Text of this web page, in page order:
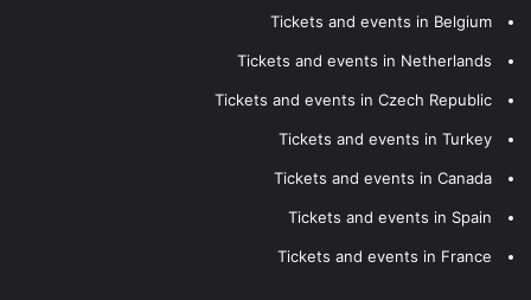
Tickets and events in Belgium
Tickets and events in Netherlands
Tickets and events in Czech Republic
Tickets and events in Turkey
Tickets and events in Canada
Tickets and events in Spain
Tickets and events in France